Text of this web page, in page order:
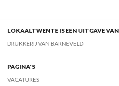
LOKAALTWENTE IS EEN UITGAVE VAN
DRUKKERIJ VAN BARNEVELD
PAGINA'S
VACATURES